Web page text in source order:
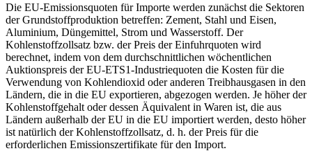
Die EU-Emissionsquoten für Importe werden zunächst die Sektoren
der Grundstoffproduktion betreffen: Zement, Stahl und Eisen,
Aluminium, Düngemittel, Strom und Wasserstoff. Der
Kohlenstoffzollsatz bzw. der Preis der Einfuhrquoten wird
berechnet, indem von dem durchschnittlichen wöchentlichen
Auktionspreis der EU-ETS1-Industriequoten die Kosten für die
Verwendung von Kohlendioxid oder anderen Treibhausgasen in den
Ländern, die in die EU exportieren, abgezogen werden. Je höher der
Kohlenstoffgehalt oder dessen Äquivalent in Waren ist, die aus
Ländern außerhalb der EU in die EU importiert werden, desto höher
ist natürlich der Kohlenstoffzollsatz, d. h. der Preis für die
erforderlichen Emissionszertifikate für den Import.